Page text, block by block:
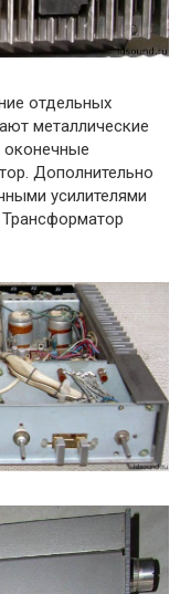
отдельных
металлические
оконечные
Дополнительно
усилителями